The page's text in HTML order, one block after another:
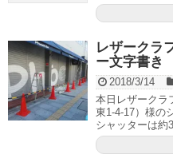
レザークラ
ー文字書き
2018/3/14
本日レザークラ
東1-4-17）様の
シャッターは約